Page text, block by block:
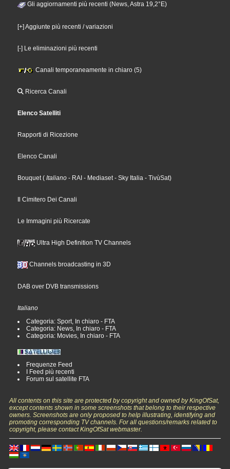
Gli aggiornamenti più recenti (News, Astra 19,2°E)
[+] Aggiunte più recenti / variazioni
[-] Le eliminazioni più recenti
Canali temporaneamente in chiaro (5)
Ricerca Canali
Elenco Satelliti
Rapporti di Ricezione
Elenco Canali
Bouquet( Italiano - RAI - Mediaset- Sky Italia - TivùSat)
Il Cimitero Dei Canali
Le Immagini più Ricercate
Ultra High Definition TV Channels
Channels broadcasting in 3D
DAB over DVB transmissions
Italiano
Categoria: Sport, In chiaro - FTA
Categoria: News, In chiaro - FTA
Categoria: Movies, In chiaro - FTA
Frequenze Feed
I Feed più recenti
Forum sul satellite FTA
All contents on this site are protected by copyright and owned by KingOfSat,
except contents shown in some screenshots that belong to their respective
owners. Screenshots are only proposed to help illustrating, identifying and
promoting corresponding TV channels. For all questions/remarks related to
copyright, please contact KingOfSat webmaster.